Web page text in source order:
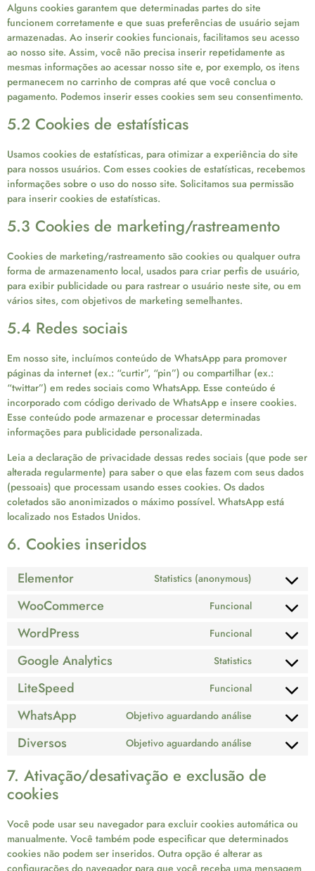
Alguns cookies garantem que determinadas partes do site
funcionem corretamente e que suas preferências de usuário sejam
armazenadas. Ao inserir cookies funcionais, facilitamos seu acesso
ao nosso site. Assim, você não precisa inserir repetidamente as
mesmas informações ao acessar nosso site e, por exemplo, os itens
permanecem no carrinho de compras até que você conclua o
pagamento. Podemos inserir esses cookies sem seu consentimento.
5.2 Cookies de estatísticas
Usamos cookies de estatísticas, para otimizar a experiência do site
para nossos usuários. Com esses cookies de estatísticas, recebemos
informações sobre o uso do nosso site. Solicitamos sua permissão
para inserir cookies de estatísticas.
5.3 Cookies de marketing/rastreamento
Cookies de marketing/rastreamento são cookies ou qualquer outra
forma de armazenamento local, usados para criar perfis de usuário,
para exibir publicidade ou para rastrear o usuário neste site, ou em
vários sites, com objetivos de marketing semelhantes.
5.4 Redes sociais
Em nosso site, incluímos conteúdo de WhatsApp para promover
páginas da internet (ex.: “curtir”, “pin”) ou compartilhar (ex.:
“twittar”) em redes sociais como WhatsApp. Esse conteúdo é
incorporado com código derivado de WhatsApp e insere cookies.
Esse conteúdo pode armazenar e processar determinadas
informações para publicidade personalizada.
Leia a declaração de privacidade dessas redes sociais (que pode ser
alterada regularmente) para saber o que elas fazem com seus dados
(pessoais) que processam usando esses cookies. Os dados
coletados são anonimizados o máximo possível. WhatsApp está
localizado nos Estados Unidos.
6. Cookies inseridos
Elementor Statistics (anonymous)
WooCommerce Funcional
WordPress Funcional
Google Analytics Statistics
LiteSpeed Funcional
WhatsApp Objetivo aguardando análise
Diversos Objetivo aguardando análise
7. Ativação/desativação e exclusão de
cookies
Você pode usar seu navegador para excluir cookies automática ou
manualmente. Você também pode especificar que determinados
cookies não podem ser inseridos. Outra opção é alterar as
configurações do navegador para que você receba uma mensagem